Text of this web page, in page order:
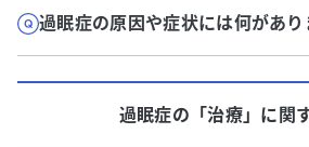
過眠症の原因や症状には何があり
過眠症の「治療」に関